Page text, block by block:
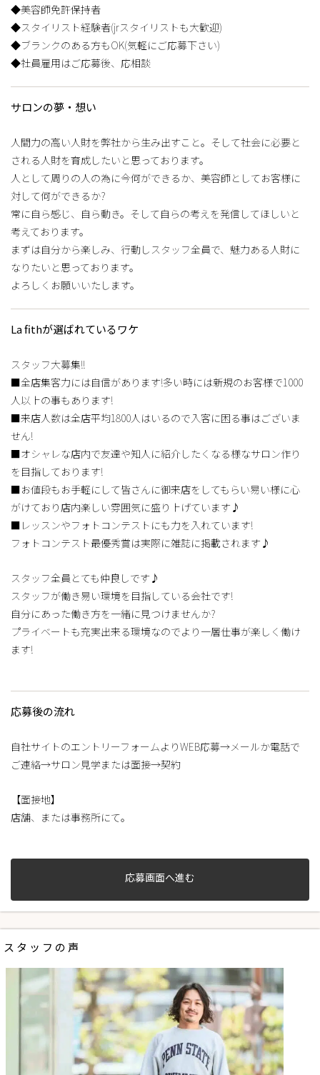
◆美容師免許保持者
◆スタイリスト経験者(jrスタイリストも大歓迎)
◆ブランクのある方もOK(気軽にご応募下さい)
◆社員雇用はご応募後、応相談
サロンの夢・想い
人間力の高い人財を弊社から生み出すこと。そして社会に必要と
される人財を育成したいと思っております。
人として周りの人の為に今何ができるか、美容師としてお客様に
対して何ができるか?
常に自ら感じ、自ら動き。そして自らの考えを発信してほしいと
考えております。
まずは自分から楽しみ、行動しスタッフ全員で、魅力ある人財に
なりたいと思っております。
よろしくお願いいたします。
La fithが選ばれているワケ
スタッフ大募集!!
■全店集客力には自信があります!多い時には新規のお客様で1000
人以上の事もあります!
■来店人数は全店平均1800人はいるので入客に困る事はございま
せん!
■オシャレな店内で友達や知人に紹介したくなる様なサロン作り
を目指しております!
■お値段もお手軽にして皆さんに御来店をしてもらい易い様に心
がけており店内楽しい雰囲気に盛り上げています♪
■レッスンやフォトコンテストにも力を入れています!
フォトコンテスト最優秀賞は実際に雑誌に掲載されます♪
スタッフ全員とても仲良しです♪
スタッフが働き易い環境を目指している会社です!
自分にあった働き方を一緒に見つけませんか?
プライベートも充実出来る環境なのでより一層仕事が楽しく働け
ます!
応募後の流れ
自社サイトのエントリーフォームよりWEB応募→メールか電話で
ご連絡→サロン見学または面接→契約
【面接地】
店舗、または事務所にて。
応募画面へ進む
スタッフの声